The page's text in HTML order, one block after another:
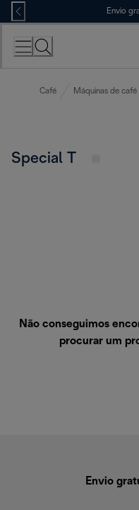
Skip
to
Content
Envio
Café Máquinas de café
Special T
Não conseguimos
procurar um
Envio